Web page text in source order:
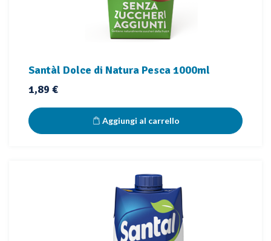
Santàl Dolce di Natura Pesca 1000ml
Prezzo
1,89 €
Aggiungi al carrello